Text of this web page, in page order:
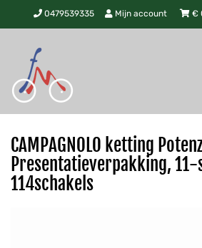
0479539335 Mijn account €
CAMPAGNOLO ketting
Presentatieverpakking,
114schakels